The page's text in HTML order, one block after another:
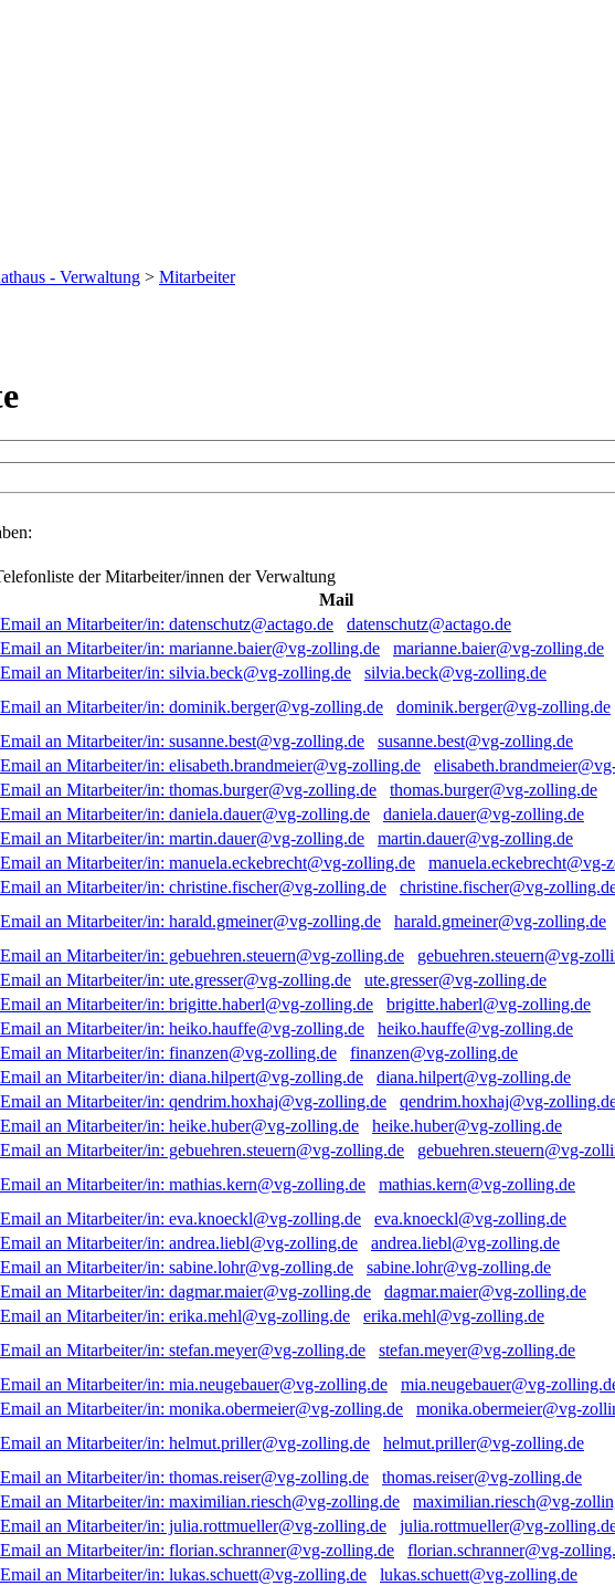
- Verwaltung > Mitarbeiter
der Mitarbeiter/innen der Verwaltung
Mail
datenschutz@actago.de
marianne.baier@vg-zolling.de
silvia.beck@vg-zolling.de
dominik.berger@vg-zolling.de
susanne.best@vg-zolling.de
thomas.burger@vg-zolling.de
daniela.dauer@vg-zolling.de
martin.dauer@vg-zolling.de
manuela.eckebrecht@vg-
christine.fischer@vg-
harald.gmeiner@vg-zolling.de
gebuehren.steuern@vg-
ute.gresser@vg-zolling.de
brigitte.haberl@vg-zolling.de
heiko.hauffe@vg-zolling.de
finanzen@vg-zolling.de
diana.hilpert@vg-zolling.de
qendrim.hoxhaj@vg-
heike.huber@vg-zolling.de
gebuehren.steuern@vg-
mathias.kern@vg-zolling.de
eva.knoeckl@vg-zolling.de
andrea.liebl@vg-zolling.de
sabine.lohr@vg-zolling.de
dagmar.maier@vg-zolling.de
erika.mehl@vg-zolling.de
stefan.meyer@vg-zolling.de
mia.neugebauer@vg-
monika.obermeier@vg-
helmut.priller@vg-zolling.de
thomas.reiser@vg-zolling.de
maximilian.riesch@vg-
julia.rottmueller@vg-
florian.schranner@vg-
lukas.schuett@vg-zolling.de